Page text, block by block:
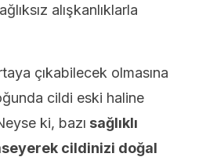
alışkanlıklarla
çıkabilecek olmasına
cildi eski haline
ki, bazı sağlıklı
cildinizi doğal